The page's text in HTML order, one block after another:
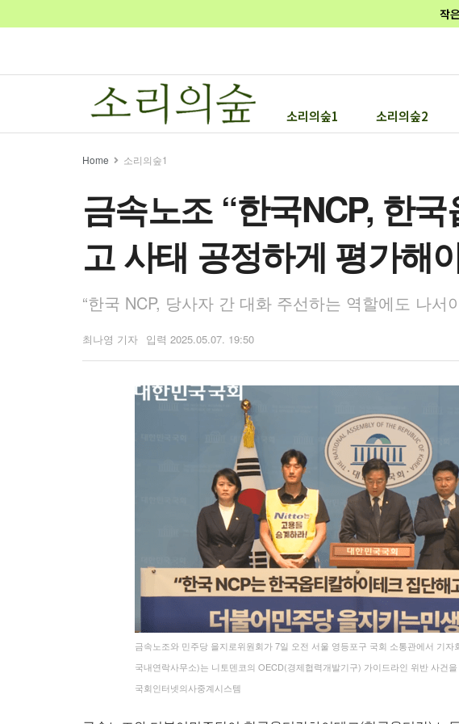
작
소리의숲1 소리의숲2
Home 소리의숲1
금속노조 “한국NCP, 한
고 사태 공정하게 평가해
“한국 NCP, 당사자 간 대화 주선하는 역할에도 나서
최나영 기자 2025.05.07. 19:50
금속노조와 민주당 을지로위원회가 7일 오전 서울 영등포구 국회 소통관에서 기자
국내연락사무소)는 니토덴코의 OECD(경제협력개발기구) 가이드라인 위반 사건
국회인터넷의사중계시스템